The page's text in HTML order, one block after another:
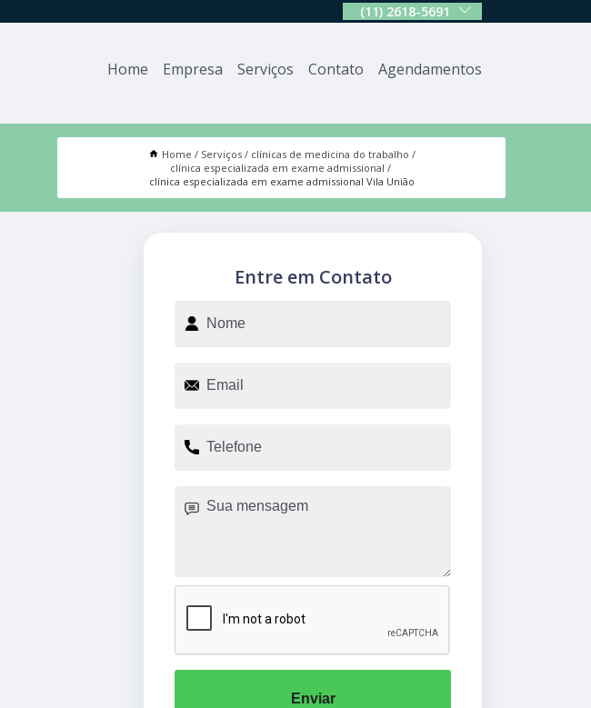
(11) 2618-5691
Home Empresa Serviços Contato Agendamentos
Home Serviços
clínicas de medicina do trabalho
clínica especializada em exame admissional
clínica especializada em exame admissional Vila União
Entre em Contato
Enviar